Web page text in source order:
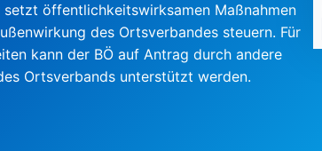
setzt öffentlichkeitswirksamen Maßnahmen
des Ortsverbandes steuern. Für
kann der BÖ auf Antrag durch andere
Ortsverbands unterstützt werden.